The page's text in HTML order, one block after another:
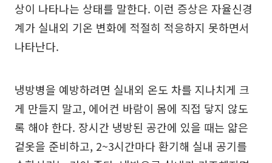
상이 나타나는 상태를 말한다. 이런 증상은 자율신경
계가 실내외 기온 변화에 적절히 적응하지 못하면서
나타난다.
냉방병을 예방하려면 실내외 온도 차를 지나치게 크
게 만들지 말고, 에어컨 바람이 몸에 직접 닿지 않도
록 해야 한다. 장시간 냉방된 공간에 있을 때는 얇은
겉옷을 준비하고, 2~3시간마다 환기해 실내 공기를